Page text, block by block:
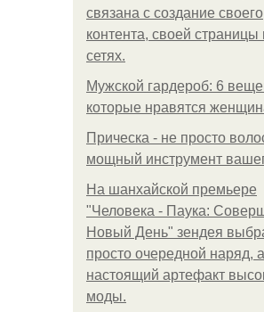
связана с создание своего
контента, своей страницы
сетях.
Мужской гардероб: 6
которые нравятся
Прическа - не просто
мощный инструмент
На шанхайской премьере
"Человека - Паука:
Новый День" зендея
просто очередной наряд, а
настоящий артефакт
моды.